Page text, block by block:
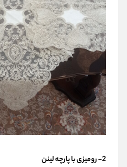
2- رومیزی با پارچه لینن